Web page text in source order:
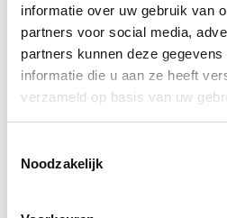
informatie over uw gebruik van
partners voor social media,
partners kunnen deze
informatie die u aan ze heeft
verzameld op basis van uw
Noodzakelijk
Yamaha Billet
Frame Tube